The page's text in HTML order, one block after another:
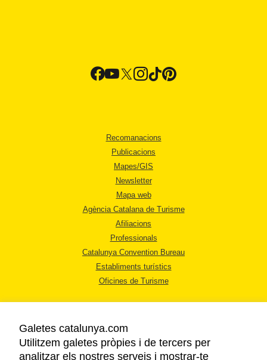
Recomanacions
Publicacions
Mapes/GIS
Newsletter
Mapa web
Agència Catalana de Turisme
Afiliacions
Professionals
Catalunya Convention Bureau
Establiments turístics
Oficines de Turisme
Galetes catalunya.com
Utilitzem galetes pròpies i de tercers per
analitzar els nostres serveis i mostrar-te